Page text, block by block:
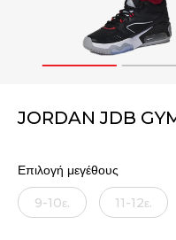
1 2
JORDAN JDB
Επιλογή μεγέθους
9-10ε. 11-12ε.